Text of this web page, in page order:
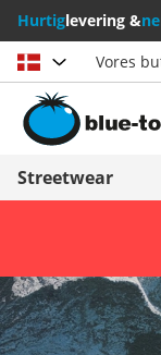
Hurtiglevering &
Vælg land
Österreich
Suisse
Svizzera
Vores
Streetwear